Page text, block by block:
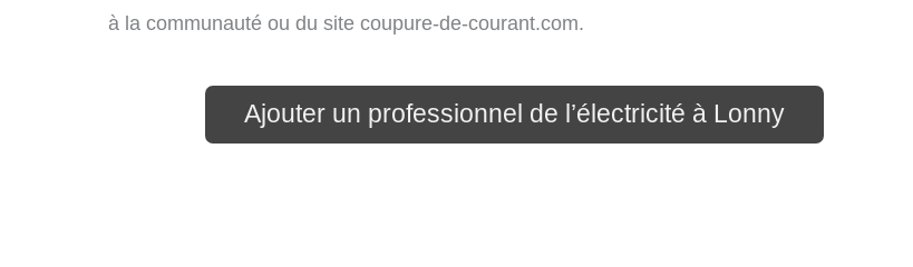
à la communauté ou du site coupure-de-courant.com.
Ajouter un professionnel de l’électricité à Lonny